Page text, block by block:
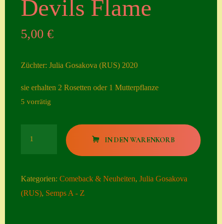
ngen
Datenschutzerklä
mit Semps
Devils Flame
5,00€
Züchter: Julia Gosakova (RUS) 2020
sie erhalten 2 Rosetten oder 1 Mutterpflanze
5 vorrätig
IN DEN WARENKORB
Kategorien:Comeback & Neuheiten,Julia Gosakova
(RUS), Semps A - Z